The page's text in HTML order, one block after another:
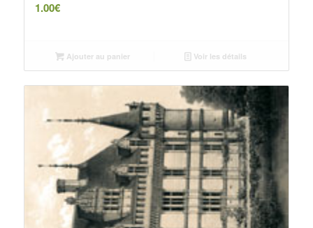
1.00€
Ajouter au panier Voir les détails